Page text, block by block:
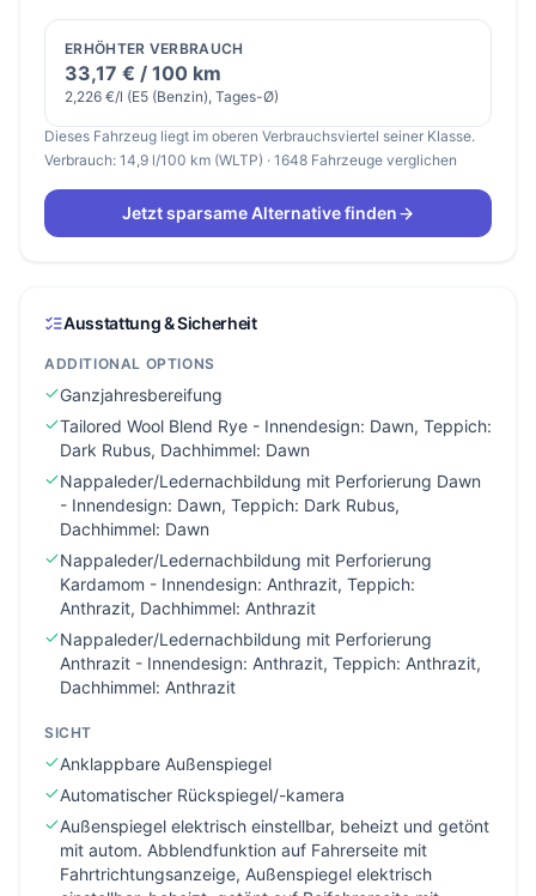
ERHÖHTER VERBRAUCH
33,17 € / 100 km
2,226 €/l (E5 (Benzin), Tages-Ø)
Dieses Fahrzeug liegt im oberen Verbrauchsviertel seiner Klasse.
Verbrauch: 14,9 l/100 km (WLTP) · 1648 Fahrzeuge verglichen
Jetzt sparsame Alternative finden
Ausstattung & Sicherheit
ADDITIONAL OPTIONS
Ganzjahresbereifung
Tailored Wool Blend Rye - Innendesign: Dawn, Teppich:
Dark Rubus, Dachhimmel: Dawn
Nappaleder/Ledernachbildung mit Perforierung Dawn
- Innendesign: Dawn, Teppich: Dark Rubus,
Dachhimmel: Dawn
Nappaleder/Ledernachbildung mit Perforierung
Kardamom - Innendesign: Anthrazit, Teppich:
Anthrazit, Dachhimmel: Anthrazit
Nappaleder/Ledernachbildung mit Perforierung
Anthrazit - Innendesign: Anthrazit, Teppich: Anthrazit,
Dachhimmel: Anthrazit
SICHT
Anklappbare Außenspiegel
Automatischer Rückspiegel/-kamera
Außenspiegel elektrisch einstellbar, beheizt und getönt
mit autom. Abblendfunktion auf Fahrerseite mit
Fahrtrichtungsanzeige, Außenspiegel elektrisch